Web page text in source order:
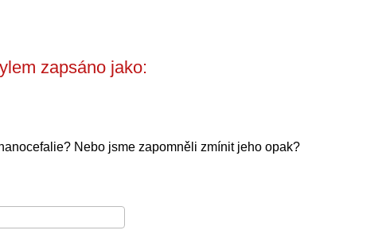
zapsáno jako:
Nebo jsme zapomněli zmínit jeho opak?